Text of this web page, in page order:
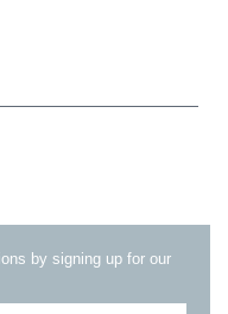
by signing up for our